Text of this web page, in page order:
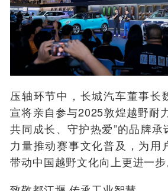
压轴环节中，长城汽车董事长
宣将亲自参与2025敦煌越野耐
共同成长、守护热爱”的品牌
力量推动赛事文化普及，为用
带动中国越野文化向上更进一步